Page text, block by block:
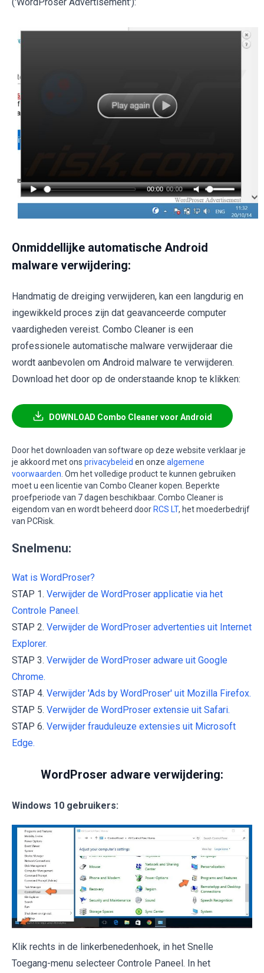
Onmiddellijke automatische Android
malware verwijdering:
Handmatig de dreiging verwijderen, kan een langdurig en
ingewikkeld proces zijn dat geavanceerde computer
vaardigheden vereist. Combo Cleaner is een
professionele automatische malware verwijderaar die
wordt aanbevolen om Android malware te verwijderen.
Download het door op de onderstaande knop te klikken:
DOWNLOAD Combo Cleaner voor Android
Door het downloaden van software op deze website verklaar je
je akkoord met ons privacybeleid en onze algemene
voorwaarden . Om het volledige product te kunnen gebruiken
moet u een licentie van Combo Cleaner kopen. Beperkte
proefperiode van 7 dagen beschikbaar. Combo Cleaner is
eigendom van en wordt beheerd door RCS LT, het moederbedrijf
van PCRisk.
Snelmenu:
Wat is WordProser?
STAP 1. Verwijder de WordProser applicatie via het
Controle Paneel.
STAP 2. Verwijder de WordProser advertenties uit Internet
Explorer.
STAP 3. Verwijder de WordProser adware uit Google
Chrome.
STAP 4. Verwijder 'Ads by WordProser' uit Mozilla Firefox.
STAP 5. Verwijder de WordProser extensie uit Safari.
STAP 6. Verwijder frauduleuze extensies uit Microsoft
Edge.
WordProser adware verwijdering:
Windows 10 gebruikers:
Klik rechts in de linkerbenedenhoek, in het Snelle
Toegang-menu selecteer Controle Paneel. In het